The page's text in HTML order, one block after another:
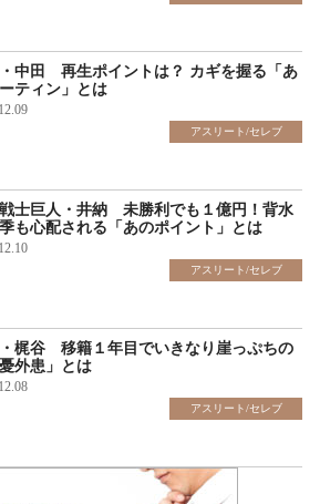
中田 再生ポイントは？ カギを握る「あ
ティン」とは
アスリート/セレブ
戦士巨人・井納 未勝利でも１億円！背水
も心配される「あのポイント」とは
アスリート/セレブ
梶谷 移籍１年目でいきなり崖っぷちの
憂外患」とは
アスリート/セレブ